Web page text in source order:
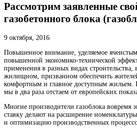
Рассмотрим заявленные
газобетонного блока
9 октября, 2016
Повышенное внимание, уделяемое ячеистым
повышенной экономико-технической
применения в разных видах строительства,
жилищном, призванном обеспечить
комфортным и главное доступным жильем.
мы в два раза отстаем от европейских
Многие производители газоблока вовремя
ставку делают на расширение
и оптимизацию производственных